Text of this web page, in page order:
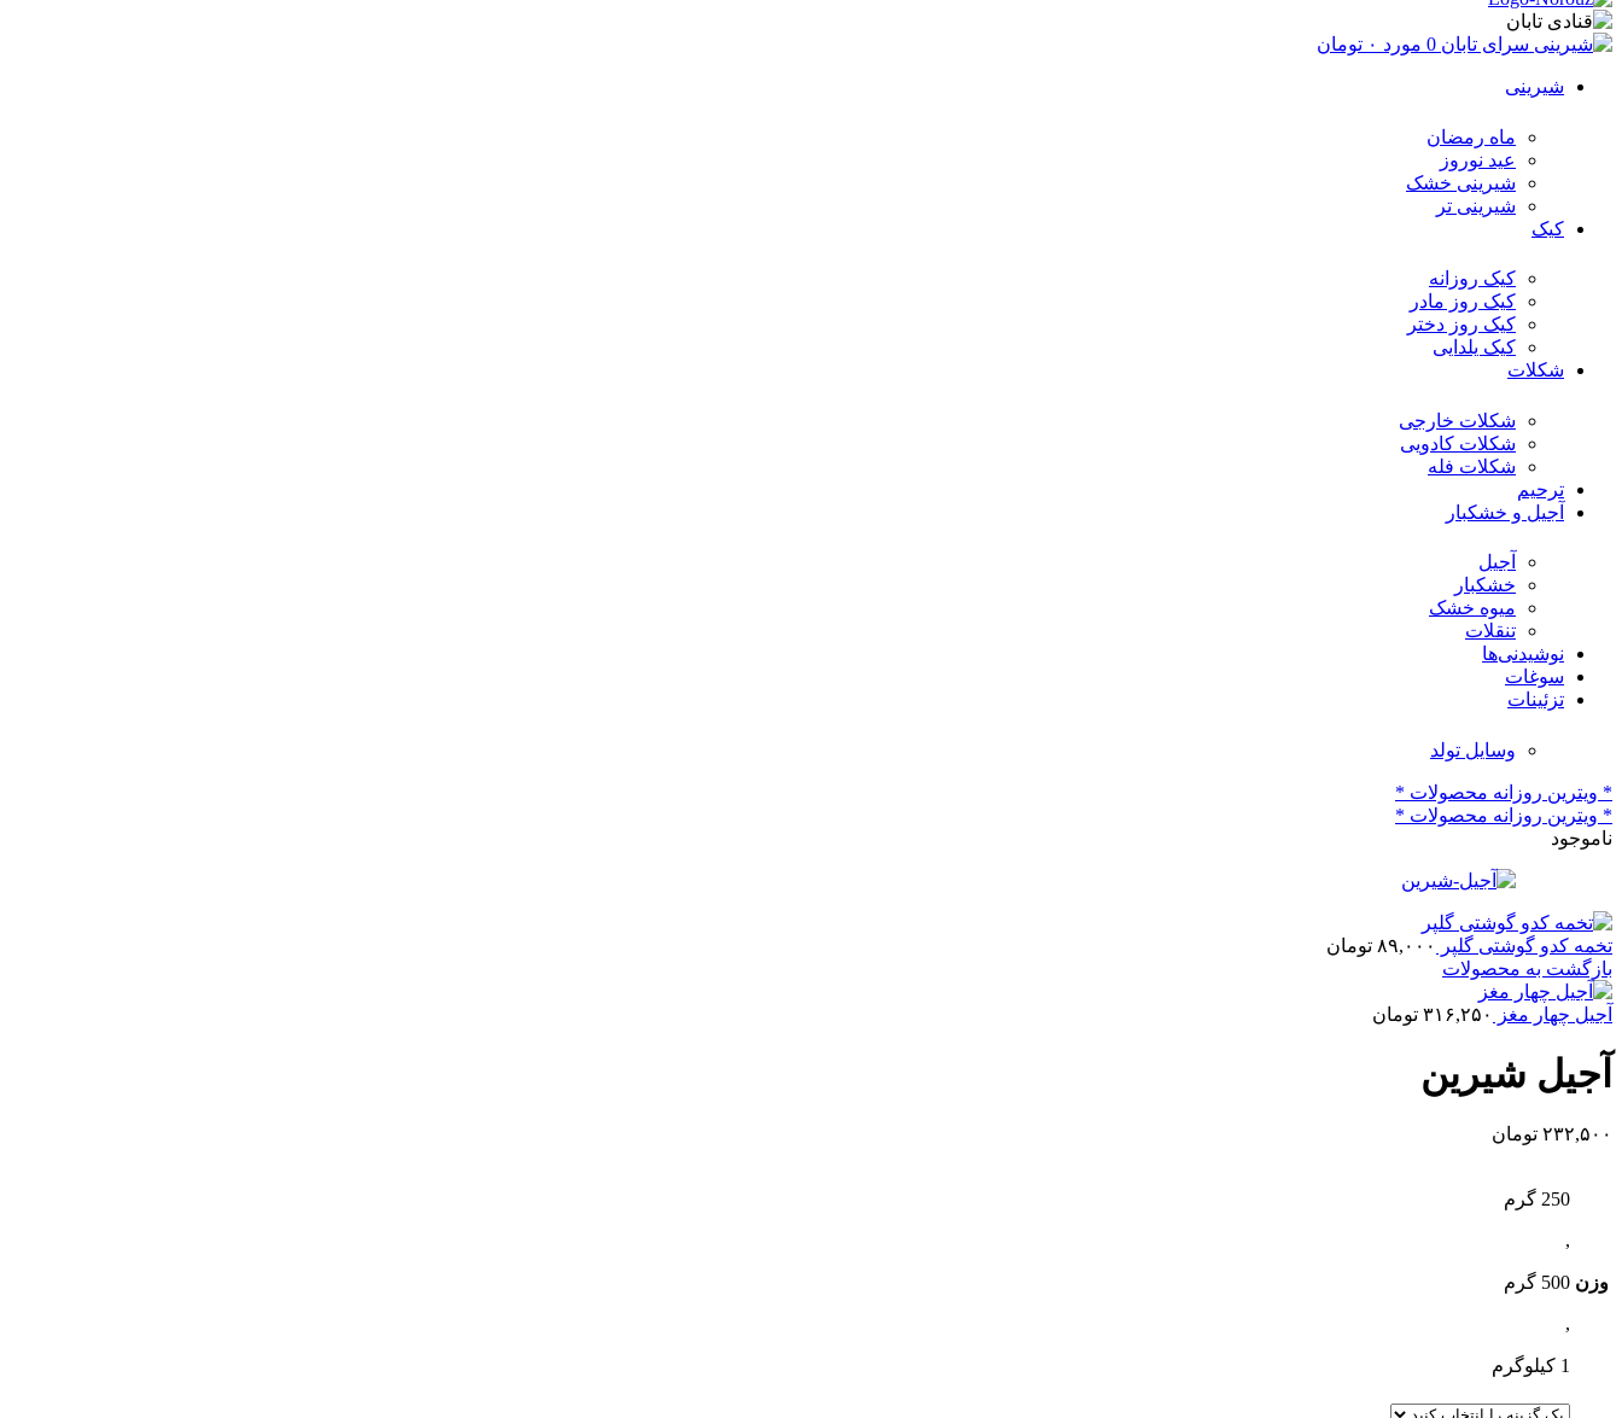
0 مورد ۰ تومان
شیرینی
ماه رمضان
عید نوروز
شیرینی خشک
شیرینی تر
کیک
کیک روزانه
کیک روز مادر
کیک روز دختر
کیک یلدایی
شکلات
شکلات خارجی
شکلات کادویی
شکلات فله
ترحیم
آجیل و خشکبار
آجیل
خشکبار
میوه خشک
تنقلات
نوشیدنی‌ها
سوغات
تزئینات
وسایل تولد
* ویترین روزانه محصولات *
* ویترین روزانه محصولات *
ناموجود
تخمه کدو گوشتی گلپر ۸۹,۰۰۰ تومان
بازگشت به محصولات
آجیل چهار مغز ۳۱۶,۲۵۰ تومان
آجیل شیرین
۲۳۲,۵۰۰ تومان
وزن
250 گرم
,
500 گرم
,
1 کیلوگرم